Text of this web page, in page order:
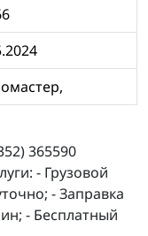
365590
- Грузовой
- Заправка
- Бесплатный